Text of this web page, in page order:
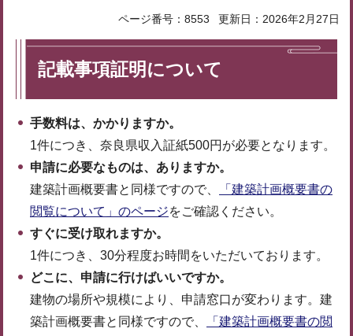
ページ番号：8553 更新日：2026年2月27日
記載事項証明について
手数料は、かかりますか。
1件につき、奈良県収入証紙500円が必要となります。
申請に必要なものは、ありますか。
建築計画概要書と同様ですので、
「建築計画概要書の
閲覧について」のページをご確認ください。
すぐに受け取れますか。
1件につき、30分程度お時間をいただいております。
どこに、申請に行けばいいですか。
建物の場所や規模により、申請窓口が変わります。建
築計画概要書と同様ですので、
「建築計画概要書の閲